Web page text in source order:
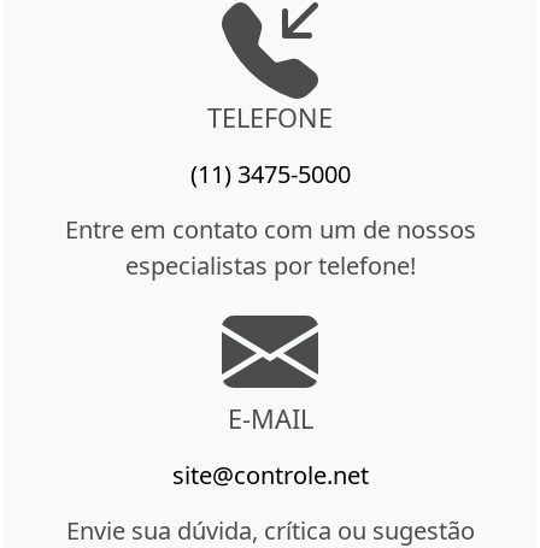
TELEFONE
(11) 3475-5000
Entre em contato com um de nossos
especialistas por telefone!
E-MAIL
site@controle.net
Envie sua dúvida, crítica ou sugestão